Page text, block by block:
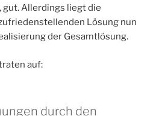
gut. Allerdings liegt die
Lösung nun
der Gesamtlösung.
auf:
durch den